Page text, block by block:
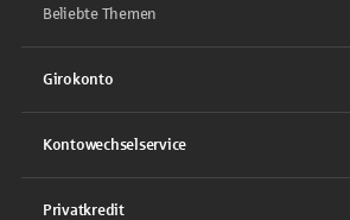
Beliebte Themen
Girokonto
Kontowechselservice
Privatkredit